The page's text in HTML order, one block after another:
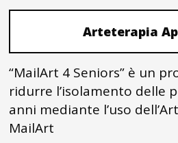
Arteterapia
“MailArt 4 Seniors” è un
ridurre l’isolamento delle
anni mediante l’uso
MailArt